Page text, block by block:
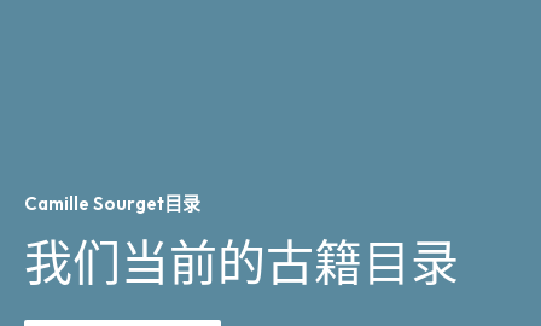
Camille Sourget目录
我们当前的古籍目录